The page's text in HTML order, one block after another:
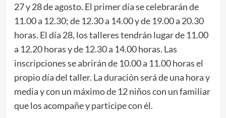
27 y 28 de agosto. El primer día se celebrarán de
11.00 a 12.30; de 12.30 a 14.00 y de 19.00 a 20.30
horas. El día 28, los talleres tendrán lugar de 11.00
a 12.20 horas y de 12.30 a 14.00 horas. Las
inscripciones se abrirán de 10.00 a 11.00 horas el
propio día del taller. La duración será de una hora y
media y con un máximo de 12 niños con un familiar
que los acompañe y participe con él.